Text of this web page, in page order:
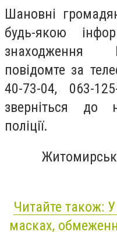
Шановні
будь-якою
знаходження
повідомте за
40-73-04, 063-
зверніться до
поліції.
Читайте також:
масках,